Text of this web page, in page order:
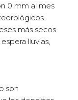
0 mm al mes
más secos
lluvias,
son